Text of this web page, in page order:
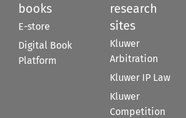
books
E-store
Digital Book
Platform
research
sites
Kluwer
Arbitration
Kluwer IP Law
Kluwer
Competition